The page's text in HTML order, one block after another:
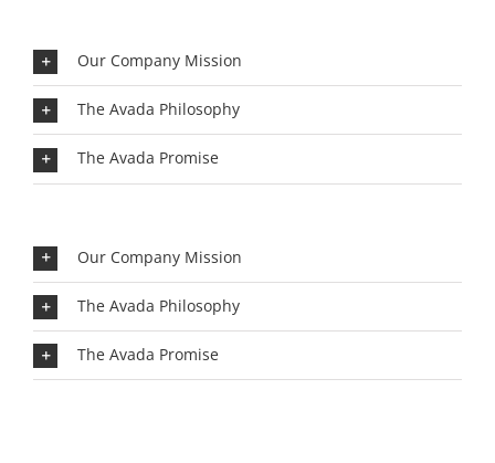
Our Company Mission
The Avada Philosophy
The Avada Promise
Our Company Mission
The Avada Philosophy
The Avada Promise